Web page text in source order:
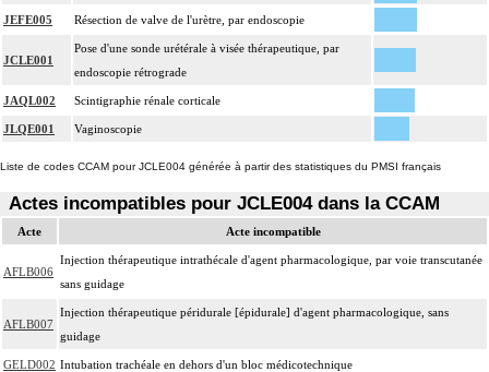
JEFE005 Résection de valve de l'urètre, par endoscopie
JCLE001
Pose d'une sonde urétérale à visée thérapeutique, par
endoscopie rétrograde
JAQL002 Scintigraphie rénale corticale
JLQE001 Vaginoscopie
Liste de codes CCAM pour JCLE004 générée à partir des statistiques du PMSI français
Actes incompatibles pour JCLE004 dans la CCAM
Acte Acte incompatible
AFLB006
Injection thérapeutique intrathécale d'agent pharmacologique, par voie transcutanée
sans guidage
AFLB007
Injection thérapeutique péridurale [épidurale] d'agent pharmacologique, sans
guidage
GELD002 Intubation trachéale en dehors d'un bloc médicotechnique